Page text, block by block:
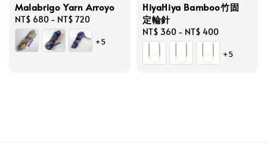
Malabrigo Yarn Arroyo
Regular
price
NT$ 680 - NT$ 720
+5
HiyaHiya Bamboo竹固
定輪針
Regular
price
NT$ 360 - NT$ 400
+5